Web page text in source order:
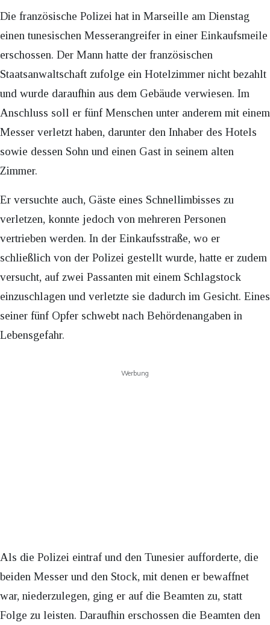
Die französische Polizei hat in Marseille am Dienstag
einen tunesischen Messerangreifer in einer Einkaufsmeile
erschossen. Der Mann hatte der französischen
Staatsanwaltschaft zufolge ein Hotelzimmer nicht bezahlt
und wurde daraufhin aus dem Gebäude verwiesen. Im
Anschluss soll er fünf Menschen unter anderem mit einem
Messer verletzt haben, darunter den Inhaber des Hotels
sowie dessen Sohn und einen Gast in seinem alten
Zimmer.
Er versuchte auch, Gäste eines Schnellimbisses zu
verletzen, konnte jedoch von mehreren Personen
vertrieben werden. In der Einkaufsstraße, wo er
schließlich von der Polizei gestellt wurde, hatte er zudem
versucht, auf zwei Passanten mit einem Schlagstock
einzuschlagen und verletzte sie dadurch im Gesicht. Eines
seiner fünf Opfer schwebt nach Behördenangaben in
Lebensgefahr.
Werbung
Als die Polizei eintraf und den Tunesier aufforderte, die
beiden Messer und den Stock, mit denen er bewaffnet
war, niederzulegen, ging er auf die Beamten zu, statt
Folge zu leisten. Daraufhin erschossen die Beamten den